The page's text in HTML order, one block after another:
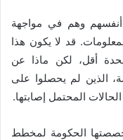
أنفسهم وهم في مواجهة
قد لا يكون هذا
بحدة أقل، لكن ماذا عن
الذين لم يحصلوا على
المحتمل إصابتها.
خصصتها الحكومة لمخطط